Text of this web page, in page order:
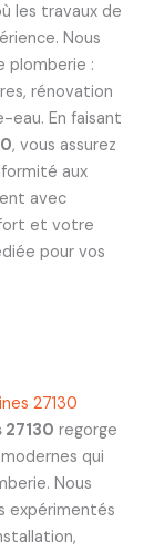
les travaux de
Nous
plomberie :
rénovation
En faisant
, vous assurez
aux
avec
et votre
pour vos
27130
27130 regorge
qui
Nous
expérimentés